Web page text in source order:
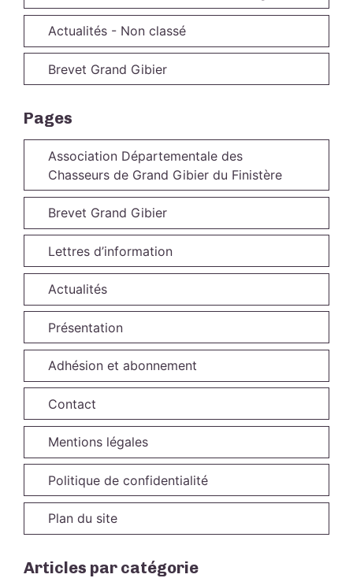
Actualités - Non classé
Brevet Grand Gibier
Pages
Association Départementale des
Chasseurs de Grand Gibier du Finistère
Brevet Grand Gibier
Lettres d’information
Actualités
Présentation
Adhésion et abonnement
Contact
Mentions légales
Politique de confidentialité
Plan du site
Articles par catégorie